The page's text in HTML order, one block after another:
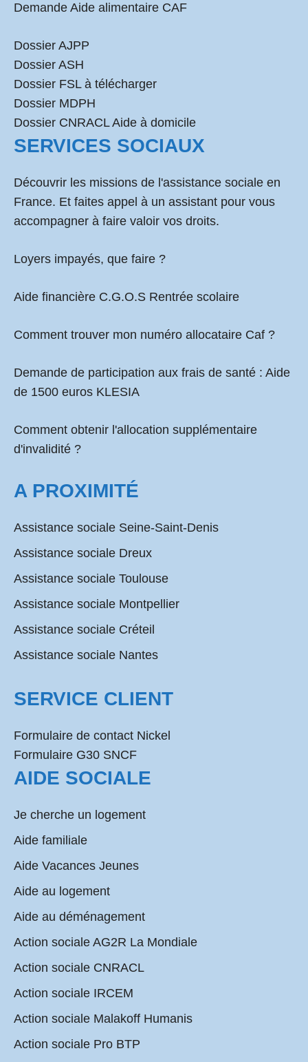
Demande Aide alimentaire CAF
Dossier AJPP
Dossier ASH
Dossier FSL à télécharger
Dossier MDPH
Dossier CNRACL Aide à domicile
SERVICES SOCIAUX
Découvrir les missions de l'assistance sociale en
France. Et faites appel à un assistant pour vous
accompagner à faire valoir vos droits.
Loyers impayés, que faire ?
Aide financière C.G.O.S Rentrée scolaire
Comment trouver mon numéro allocataire Caf ?
Demande de participation aux frais de santé : Aide
de 1500 euros KLESIA
Comment obtenir l'allocation supplémentaire
d'invalidité ?
A PROXIMITÉ
Assistance sociale Seine-Saint-Denis
Assistance sociale Dreux
Assistance sociale Toulouse
Assistance sociale Montpellier
Assistance sociale Créteil
Assistance sociale Nantes
SERVICE CLIENT
Formulaire de contact Nickel
Formulaire G30 SNCF
AIDE SOCIALE
Je cherche un logement
Aide familiale
Aide Vacances Jeunes
Aide au logement
Aide au déménagement
Action sociale AG2R La Mondiale
Action sociale CNRACL
Action sociale IRCEM
Action sociale Malakoff Humanis
Action sociale Pro BTP